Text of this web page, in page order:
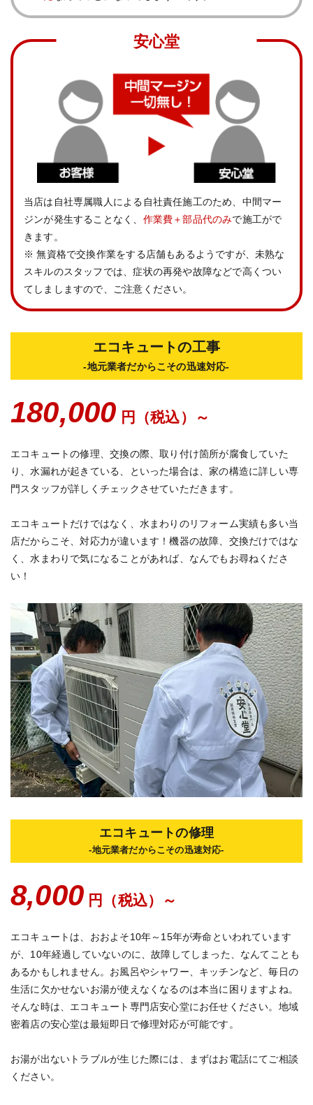
安心堂
当店は自社専属職人による自社責任施⼯のため、中間マー
ジンが発生することなく、 作業費＋部品代のみで施⼯がで
きます。
※ 無資格で交換作業をする店舗もあるようですが、未熟な
スキルのスタッフでは、症状の再発や故障などで高くつい
てしましますので、ご注意ください。
エコキュートの工事
-地元業者だからこその迅速対応-
180,000 円（税込）～
エコキュートの修理、交換の際、取り付け箇所が腐食していた
り、水漏れが起きている、といった場合は、家の構造に詳しい専
門スタッフが詳しくチェックさせていただきます。
エコキュートだけではなく、水まわりのリフォーム実績も多い当
店だからこそ、対応力が違います！機器の故障、交換だけではな
く、水まわりで気になることがあれば、なんでもお尋ねくださ
い！
エコキュートの修理
-地元業者だからこその迅速対応-
8,000 円（税込）～
エコキュートは、おおよそ10年～15年が寿命といわれています
が、10年経過していないのに、故障してしまった、なんてことも
あるかもしれません。お風呂やシャワー、キッチンなど、毎日の
生活に欠かせないお湯が使えなくなるのは本当に困りますよね。
そんな時は、エコキュート専門店安心堂にお任せください。地域
密着店の安心堂は最短即日で修理対応が可能です。
お湯が出ないトラブルが生じた際には、まずはお電話にてご相談
ください。